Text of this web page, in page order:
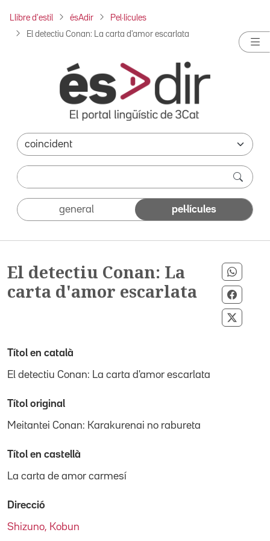
Llibre d'estil ésAdir Pel·lícules
El detectiu Conan: La carta d'amor escarlata
general pel·lícules
El detectiu Conan: La
carta d'amor escarlata
Títol en català
El detectiu Conan: La carta d'amor escarlata
Títol original
Meitantei Conan: Karakurenai no rabureta
Títol en castellà
La carta de amor carmesí
Direcció
Shizuno, Kobun